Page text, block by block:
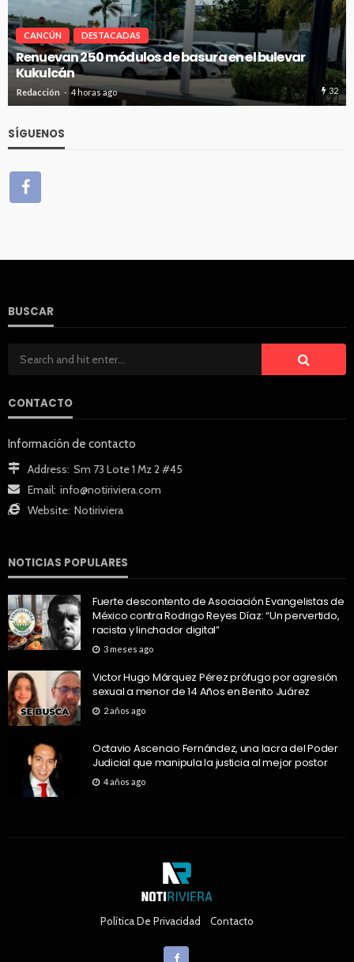
CANCÚN DESTACADAS
Renuevan 250 módulos de basura en el bulevar
Kukulcán
Redacción 4 horas ago 32
SÍGUENOS
BUSCAR
CONTACTO
Información de contacto
Address: Sm 73 Lote 1 Mz 2 #45
Email: info@notiriviera.com
Website: Notiriviera
NOTICIAS POPULARES
Fuerte descontento de Asociación Evangelistas de
México contra Rodrigo Reyes Díaz: “Un pervertido,
racista y linchador digital”
3 meses ago
Victor Hugo Márquez Pérez prófugo por agresión
sexual a menor de 14 Años en Benito Juárez
2 años ago
Octavio Ascencio Fernández, una lacra del Poder
Judicial que manipula la justicia al mejor postor
4 años ago
Política De Privacidad Contacto